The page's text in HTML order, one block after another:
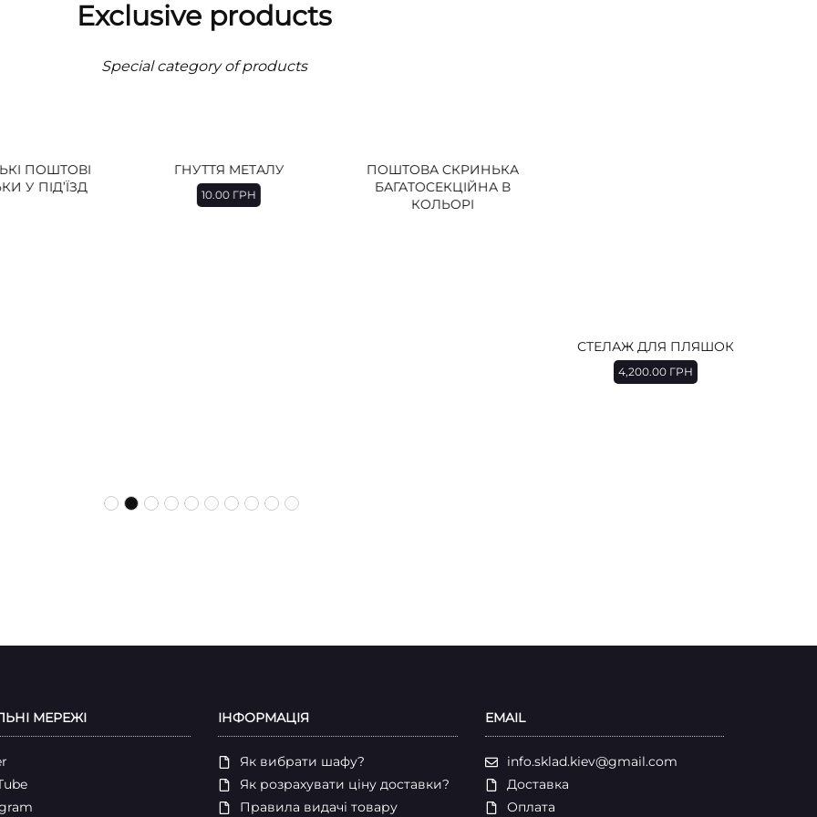
Exclusive products
Special category of products
ПОШТОВІ
ПІД’ЇЗД
ГНУТТЯ МЕТАЛУ
10.00ГРН
ПОШТОВА СКРИНЬКА
БАГАТОСЕКЦІЙНА В
КОЛЬОРІ
МЕРЕЖІ ІНФОРМАЦІЯ
Як вибрати шафу?
Як розрахувати ціну доставки?
Правила видачі товару
EMAIL
info.sklad.kiev@gmail.com
Доставка
Оплата